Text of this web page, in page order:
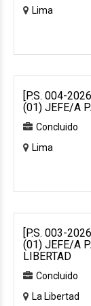
Lima
[P.S. 004-
(01) JEFE/A
Concluido
Lima
[P.S. 003-
(01) JEFE/A
LIBERTAD
Concluido
La Libertad